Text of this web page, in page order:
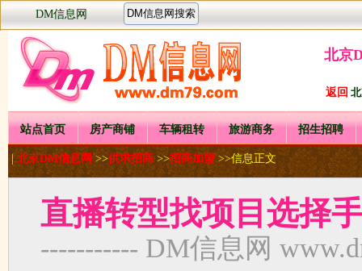
DM信息网
北京
返回
站点首页 房产商铺 车辆租转 旅游商务 招生招聘
|北京DM信息网>>供求招商>>招商加盟>>信息正文
直播转型找项目选择
----------- DM信息网